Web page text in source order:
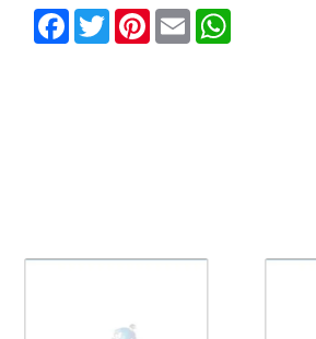
Facebook
TwitterPinterest
Email